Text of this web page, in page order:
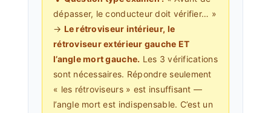
dépasser, le conducteur doit vérifier… »
→ Le rétroviseur intérieur, le
rétroviseur extérieur gauche ET
l’angle mort gauche. Les 3 vérifications
sont nécessaires. Répondre seulement
« les rétroviseurs » est insuffisant —
l’angle mort est indispensable. C’est un